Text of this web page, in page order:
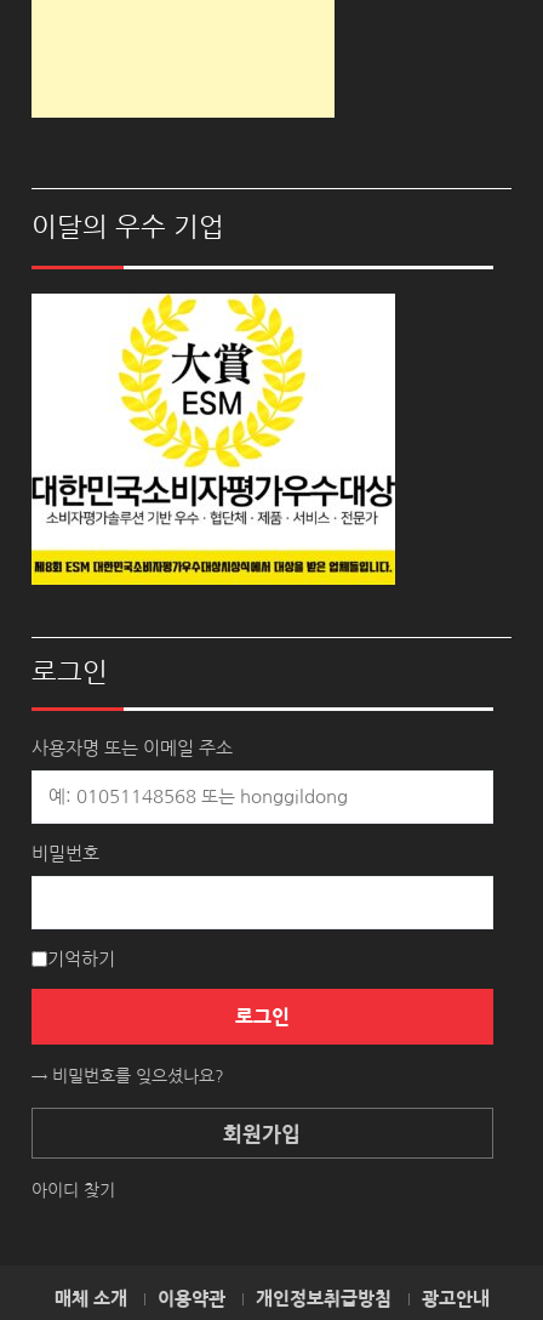
이달의 우수 기업
로그인
사용자명 또는 이메일 주소
비밀번호
기억하기
로그인
→ 비밀번호를 잊으셨나요?
회원가입
아이디 찾기
매체 소개 이용약관 개인정보취급방침 광고안내